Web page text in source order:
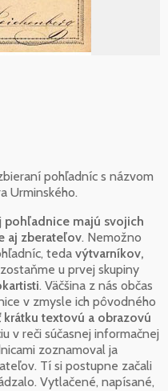
pohľadníc s názvom
Urminského.
pohľadnice majú svojich
aj zberateľov. Nemožno
teda výtvarníkov,
u prvej skupiny
. Väčšina z nás občas
v zmysle ich pôvodného
krátku textovú a obrazovú
v reči súčasnej informačnej
zoznamoval ja
Tí si postupne začali
Vytlačené, napísané,